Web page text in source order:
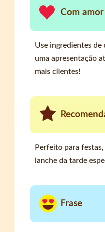
Com amor
Use ingredientes de
uma apresentação
mais clientes!
Perfeito para
lanche da tarde
Frase